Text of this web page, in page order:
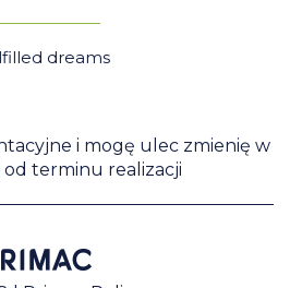
dreams
i mogę ulec zmienię w
od terminu realizacji